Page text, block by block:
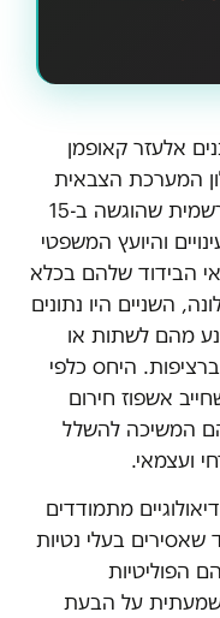
אלעזר קאופמן
המערכת הצבאית
בהכלת סרבנות מטעמי דת. תלונה רשמית שהוגשה ב-15
נגד עינויים והיועץ המשפטי
הבידוד שלהם בכלא
פי התלונה, השניים היו נתונים
מהם לשתות או
למשך 8 שעות ברציפות. היחס כלפי
אשפוז חירום
המשיכה להשלל
ועצמאי.
מתמודדים
בעלי נטיות
הפוליטיות
על הבעת